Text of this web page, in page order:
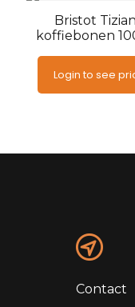
Bristot
koffiebonen
Login to see
Contact